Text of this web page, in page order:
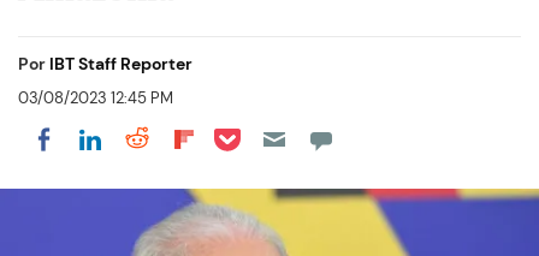
Por IBT Staff Reporter
03/08/2023 12:45 PM
Share on Facebook
Share on LinkedIn
Share on Reddit
Share on Flipboard
Share on Pocket